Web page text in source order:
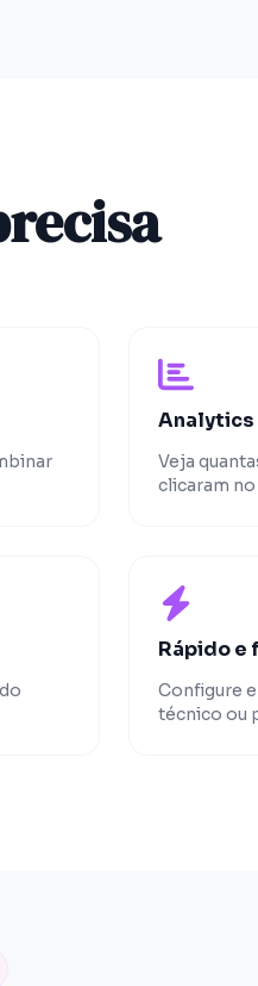
Veja
clicaram
Rápido e
Configure
técnico ou